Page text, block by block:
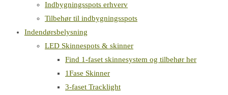
Indbygningsspots erhverv
Tilbehør til indbygningsspots
Indendørsbelysning
LED Skinnespots & skinner
Find 1-faset skinnesystem og tilbehør her
1Fase Skinner
3-faset Tracklight